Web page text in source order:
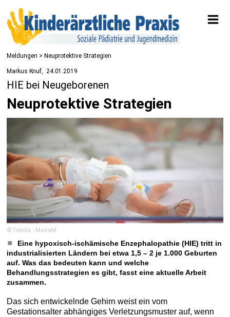
Meldungen > Neuprotektive Strategien
Markus Knuf 24.01.2019
HIE bei Neugeborenen
Neuprotektive Strategien
© fotolia - MoiraM
Eine hypoxisch-ischämische Enzephalopathie (HIE) tritt in
industrialisierten Ländern bei etwa 1,5 – 2 je 1.000 Geburten
auf. Was das bedeuten kann und welche
Behandlungsstrategien es gibt, fasst eine aktuelle Arbeit
zusammen.
Das sich entwickelnde Gehirn weist ein vom
Gestationsalter abhängiges Verletzungsmuster auf, wenn